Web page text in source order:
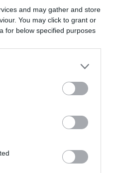
and may gather and store
You may click to grant or
for below specified purposes
az előadást, egy
ébred fel.
cicomák
pedig
„
hagyományos
előnye, hogy
és ettől sokkal